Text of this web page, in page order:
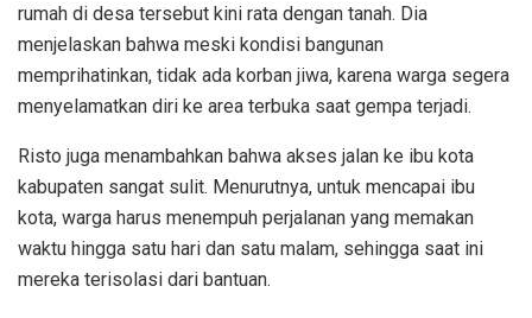
rumah di desa tersebut kini rata dengan tanah. Dia
menjelaskan bahwa meski kondisi bangunan
memprihatinkan, tidak ada korban jiwa, karena warga segera
menyelamatkan diri ke area terbuka saat gempa terjadi.
Risto juga menambahkan bahwa akses jalan ke ibu kota
kabupaten sangat sulit. Menurutnya, untuk mencapai ibu
kota, warga harus menempuh perjalanan yang memakan
waktu hingga satu hari dan satu malam, sehingga saat ini
mereka terisolasi dari bantuan.